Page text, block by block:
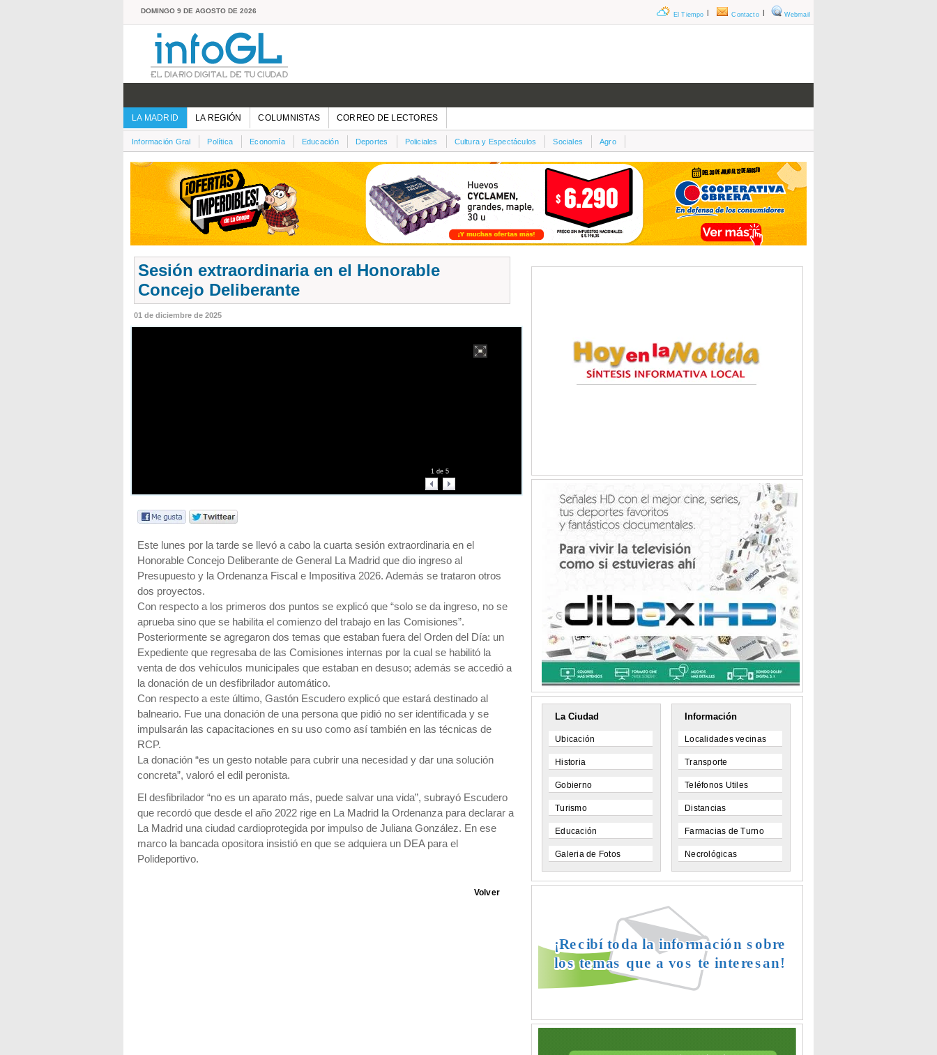
DOMINGO 9 DE AGOSTO DE 2026 Webmail
|
Contacto
|
El Tiempo
LA MADRID LA REGIÓN COLUMNISTAS CORREO DE LECTORES
Información Gral Política Economía Educación Deportes Policiales Cultura y Espectáculos Sociales Agro
Sesión extraordinaria en el Honorable
Concejo Deliberante
01 de diciembre de 2025
1 de 5
Este lunes por la tarde se llevó a cabo la cuarta sesión extraordinaria en el
Honorable Concejo Deliberante de General La Madrid que dio ingreso al
Presupuesto y la Ordenanza Fiscal e Impositiva 2026. Además se trataron otros
dos proyectos.
Con respecto a los primeros dos puntos se explicó que “solo se da ingreso, no se
aprueba sino que se habilita el comienzo del trabajo en las Comisiones”.
Posteriormente se agregaron dos temas que estaban fuera del Orden del Día: un
Expediente que regresaba de las Comisiones internas por la cual se habilitó la
venta de dos vehículos municipales que estaban en desuso; además se accedió a
la donación de un desfibrilador automático.
Con respecto a este último, Gastón Escudero explicó que estará destinado al
balneario. Fue una donación de una persona que pidió no ser identificada y se
impulsarán las capacitaciones en su uso como así también en las técnicas de
RCP.
La donación “es un gesto notable para cubrir una necesidad y dar una solución
concreta”, valoró el edil peronista.
El desfibrilador “no es un aparato más, puede salvar una vida”, subrayó Escudero
que recordó que desde el año 2022 rige en La Madrid la Ordenanza para declarar a
La Madrid una ciudad cardioprotegida por impulso de Juliana González. En ese
marco la bancada opositora insistió en que se adquiera un DEA para el
Polideportivo.
Volver
La Ciudad
Ubicación
Historia
Gobierno
Turismo
Educación
Galeria de Fotos
Información
Localidades vecinas
Transporte
Teléfonos Utiles
Distancias
Farmacias de Turno
Necrológicas